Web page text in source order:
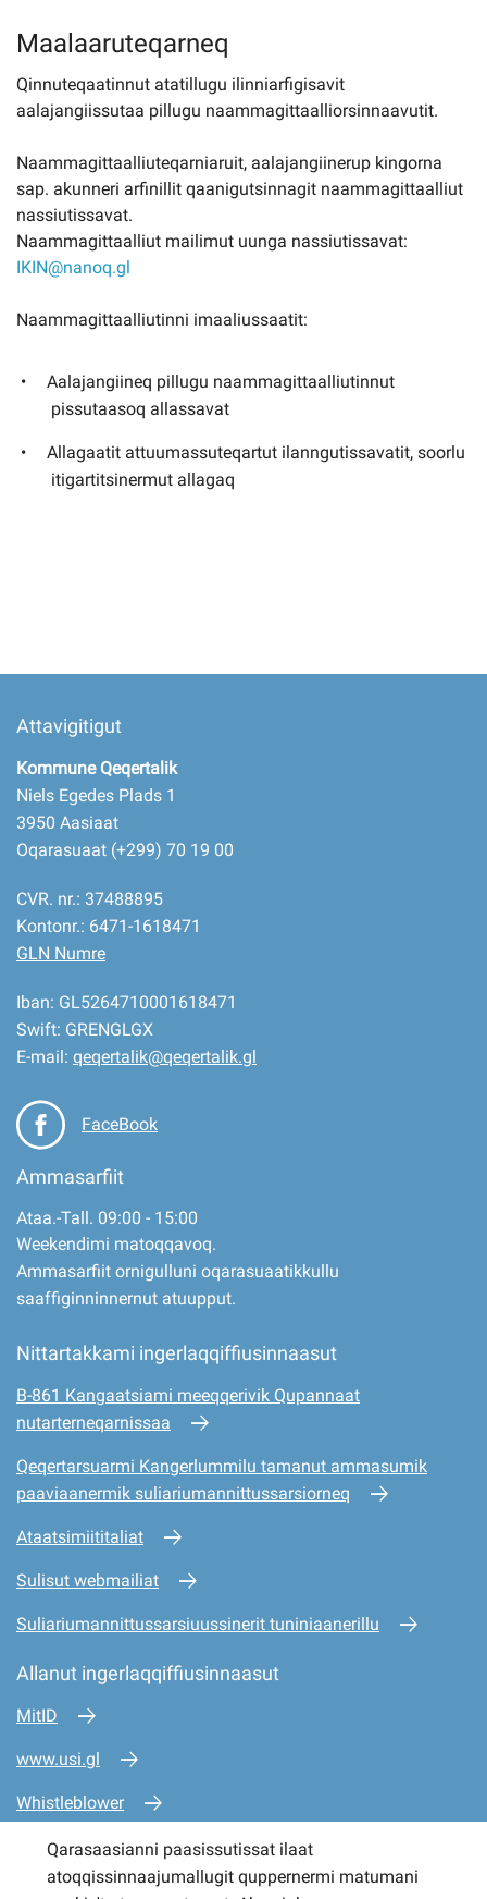
Maalaaruteqarneq
Qinnuteqaatinnut atatillugu ilinniarfigisavit
aalajangiissutaa pillugu naammagittaalliorsinnaavutit.
Naammagittaalliuteqarniaruit, aalajangiinerup kingorna
sap. akunneri arfinillit qaanigutsinnagit naammagittaalliut
nassiutissavat.
Naammagittaalliut mailimut uunga nassiutissavat:
IKIN@nanoq.gl
Naammagittaalliutinni imaaliussaatit:
Aalajangiineq pillugu naammagittaalliutinnut
pissutaasoq allassavat
Allagaatit attuumassuteqartut ilanngutissavatit, soorlu
itigartitsinermut allagaq
Attavigitigut
Kommune Qeqertalik
Niels Egedes Plads 1
3950 Aasiaat
Oqarasuaat (+299) 70 19 00
CVR. nr.: 37488895
Kontonr.: 6471-1618471
GLN Numre
Iban: GL5264710001618471
Swift: GRENGLGX
E-mail: qeqertalik@qeqertalik.gl
FaceBook
Ammasarfiit
Ataa.-Tall. 09:00 - 15:00
Weekendimi matoqqavoq.
Ammasarfiit ornigulluni oqarasuaatikkullu
saaffiginninnernut atuupput.
Nittartakkami ingerlaqqiffiusinnaasut
B-861 Kangaatsiami meeqqerivik Qupannaat
nutarterneqarnissaa
Qeqertarsuarmi Kangerlummilu tamanut ammasumik
paaviaanermik suliariumannittussarsiorneq
Ataatsimiititaliat
Sulisut webmailiat
Suliariumannittussarsiuussinerit tuniniaanerillu
Allanut ingerlaqqiffiusinnaasut
MitID
www.usi.gl
Whistleblower
www.mio.gl
www.sullissivik.gl
Qarasaasianni paasissutissat ilaat
atoqqissinnaajumallugit quppernermi matumani